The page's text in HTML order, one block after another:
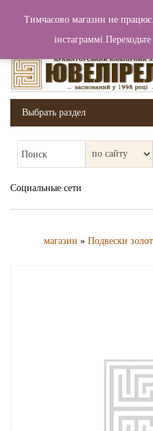
Вход / Регистрация
Выбрать раздел
Поиск
Социальные сети
магазин » Подвески
Тимчасово магазин не